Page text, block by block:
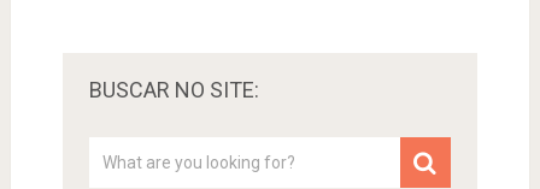
BUSCAR NO SITE: